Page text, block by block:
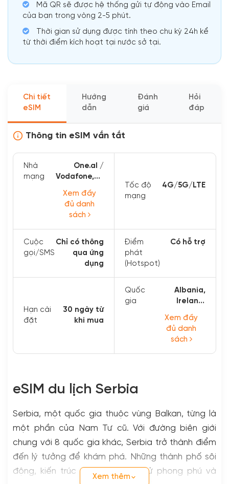
Mã QR sẽ được hệ thống gửi tự động vào Email
của bạn trong vòng 2-5 phút.
Thời gian sử dụng được tính theo chu kỳ 24h kể
từ thời điểm kích hoạt tại nước sở tại.
Chi tiết
eSIM
Hướng
dẫn
Đánh
giá
Hỏi
đáp
Thông tin eSIM vắn tắt
Nhà
mạng
One.al /
Vodafone,eir
Vodafone,Elisa
/ Telia /
Tele2 ...
Xem đầy
đủ danh
sách
Tốc độ
mạng
4G/5G/LTE
Cuộc
gọi/SMS
Chỉ có thông
qua ứng
dụng
Điểm
phát
(Hotspot)
Có hỗ trợ
Hạn cài
đặt
30 ngày từ
khi mua
Quốc
gia
Albania,
Ireland,
Xem đầy
đủ danh
sách
eSIM du lịch Serbia
Serbia, một quốc gia thuộc vùng Balkan, từng là
một phần của Nam Tư cũ. Với đường biên giới
chung với 8 quốc gia khác, Serbia trở thành điểm
đến lý tưởng để khám phá. Những thành phố sôi
động, kiến trúc thanh lịch, lịch sử phong phú và
Xem thêm